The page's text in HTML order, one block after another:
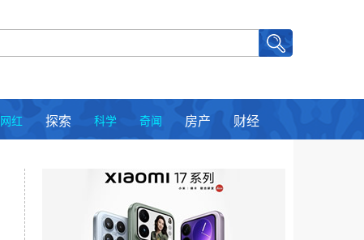
网红 探索 科学 奇闻 房产 财经